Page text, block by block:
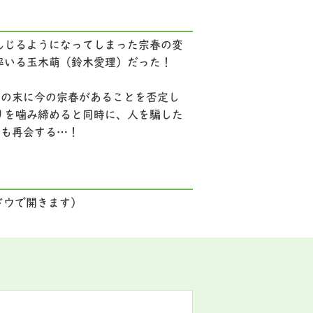
るようになってしまった宗春の変
る玉木萌（鈴木愛理）だった！
末に今の宗春があることを否定し
噛み締めると同時に、人を騙した
再会する…！
で開きます）